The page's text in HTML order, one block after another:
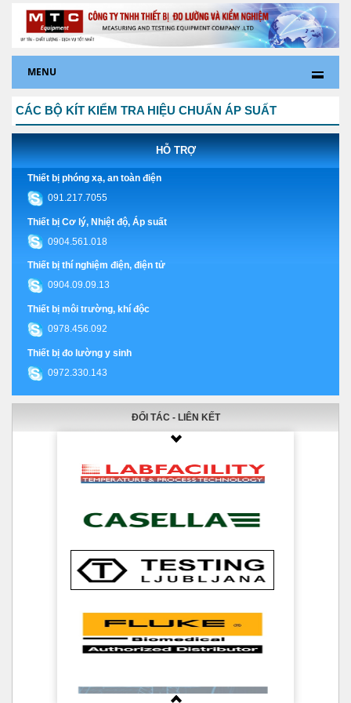
MENU
CÁC BỘ KÍT KIỂM TRA HIỆU CHUẨN ÁP SUẤT
HỖ TRỢ
Thiết bị phóng xạ, an toàn điện
091.217.7055
Thiết bị Cơ lý, Nhiệt độ, Áp suất
0904.561.018
Thiết bị thí nghiệm điện, điện tử
0904.09.09.13
Thiết bị môi trường, khí độc
0978.456.092
Thiết bị đo lường y sinh
0972.330.143
ĐỐI TÁC - LIÊN KẾT